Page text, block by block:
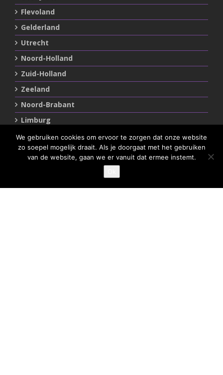
Flevoland
Gelderland
Utrecht
Noord-Holland
Zuid-Holland
Zeeland
Noord-Brabant
Limburg
Statements
We gebruiken cookies om ervoor te zorgen dat onze website
zo soepel mogelijk draait. Als je doorgaat met het gebruiken
van de website, gaan we er vanuit dat ermee instemt.